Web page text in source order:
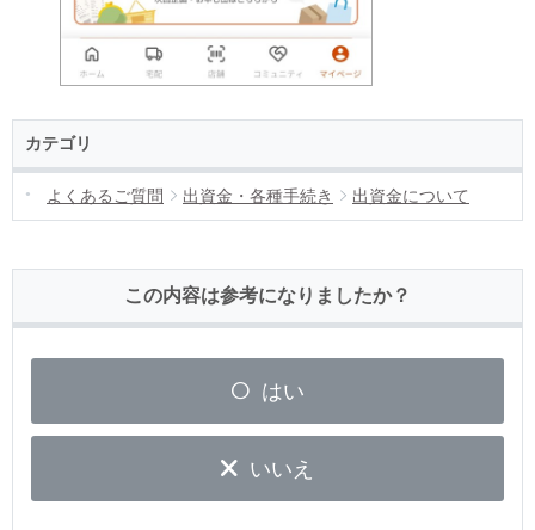
カテゴリ
よくあるご質問 出資金・各種手続き 出資金について
この内容は参考になりましたか？
はい
いいえ